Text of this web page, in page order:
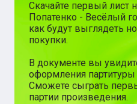
Скачайте первый лист
Попатенко - Весёлый
как будут выглядеть
покупки.
В документе вы
оформления партитуры
Сможете сыграть
партии произведения.